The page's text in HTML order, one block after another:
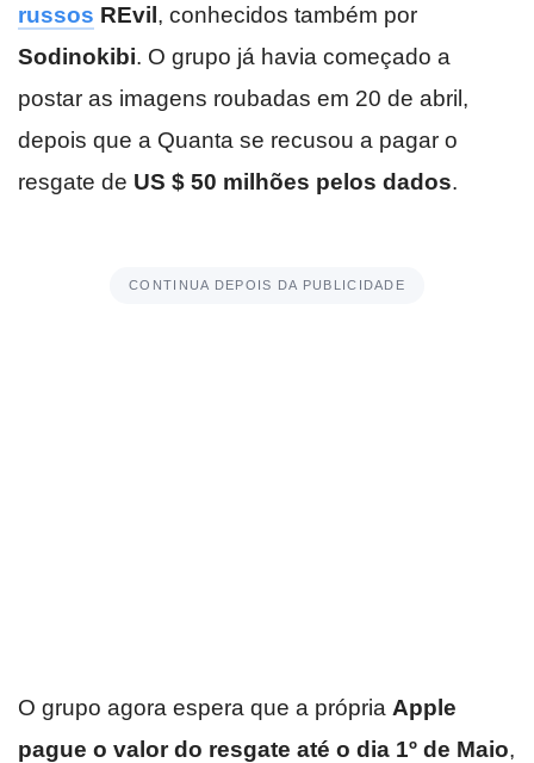
russos REvil, conhecidos também por
Sodinokibi. O grupo já havia começado a
postar as imagens roubadas em 20 de abril,
depois que a Quanta se recusou a pagar o
resgate de US $ 50 milhões pelos dados.
CONTINUA DEPOIS DA PUBLICIDADE
O grupo agora espera que a própria Apple
pague o valor do resgate até o dia 1º de Maio,